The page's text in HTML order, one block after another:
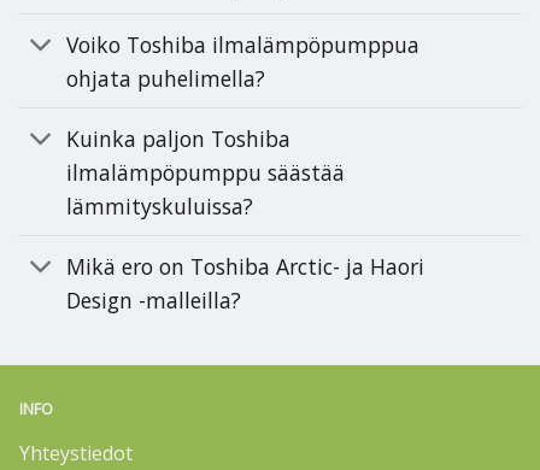
Voiko Toshiba ilmalämpöpumppua
ohjata puhelimella?
Kuinka paljon Toshiba
ilmalämpöpumppu säästää
lämmityskuluissa?
Mikä ero on Toshiba Arctic- ja Haori
Design -malleilla?
INFO
Yhteystiedot